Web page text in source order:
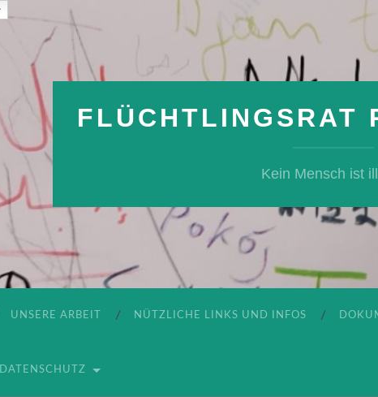
FLÜCHTLINGSRAT
Kein Mensch ist
UNSERE ARBEIT NÜTZLICHE LINKS UND INFOS
DATENSCHUTZ